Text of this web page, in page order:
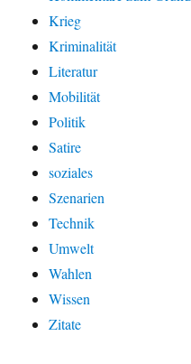
Krieg
Kriminalität
Literatur
Mobilität
Politik
Satire
soziales
Szenarien
Technik
Umwelt
Wahlen
Wissen
Zitate